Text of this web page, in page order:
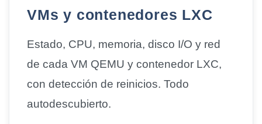
VMs y contenedores LXC
Estado, CPU, memoria, disco I/O y red
de cada VM QEMU y contenedor LXC,
con detección de reinicios. Todo
autodescubierto.